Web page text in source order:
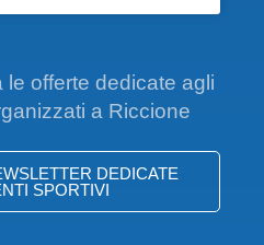
le offerte dedicate agli
a Riccione
DEDICATE
SPORTIVI